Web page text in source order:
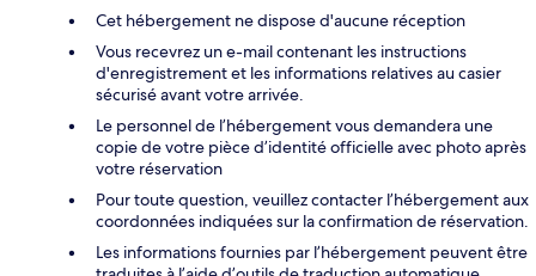
Cet hébergement ne dispose d'aucune réception
Vous recevrez un e-mail contenant les instructions
d'enregistrement et les informations relatives au casier
sécurisé avant votre arrivée.
Le personnel de l’hébergement vous demandera une
copie de votre pièce d’identité officielle avec photo après
votre réservation
Pour toute question, veuillez contacter l’hébergement aux
coordonnées indiquées sur la confirmation de réservation.
Les informations fournies par l’hébergement peuvent être